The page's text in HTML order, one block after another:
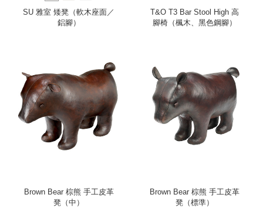
SU 雅室 矮凳（軟木座面／
鋁腳）
T&O T3 Bar Stool High 高
腳椅（楓木、黑色鋼腳）
Brown Bear 棕熊 手工皮革
凳（中）
Brown Bear 棕熊 手工皮革
凳（標準）